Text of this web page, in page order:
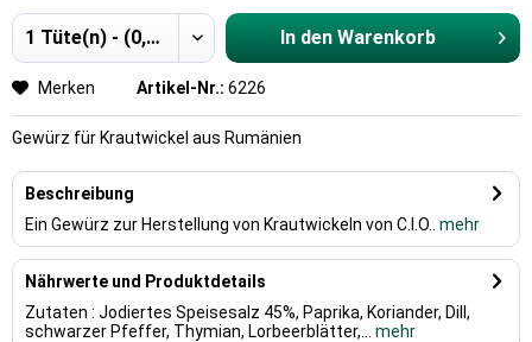
In den Warenkorb
Artikel-Nr.: 6226
Merken
Gewürz für Krautwickel aus Rumänien
Beschreibung
Ein Gewürz zur Herstellung von Krautwickeln von C.I.O.. mehr
Nährwerte und Produktdetails
Zutaten : Jodiertes Speisesalz 45%, Paprika, Koriander, Dill,
schwarzer Pfeffer, Thymian, Lorbeerblätter,...
mehr